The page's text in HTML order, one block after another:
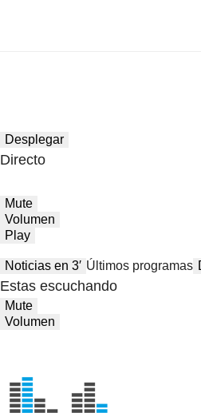
Desplegar
Directo
Mute
Volumen
Play
Noticias en 3′ Últimos programas
Estas escuchando
Mute
Volumen